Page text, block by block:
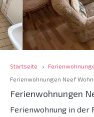
Startseite
Ferienwohnungen Neef
Ferienwohnungen
Ferienwohnung in der